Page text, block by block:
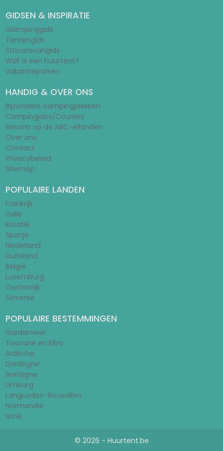
GIDSEN & INSPIRATIE
Glampinggids
Tentengids
Stacaravangids
Wat is een huurtent?
Vakantieparken
HANDIG & OVER ONS
Bijzondere campingplekken
Campingjobs/Couriers
Resorts op de ABC-eilanden
Over ons
Contact
Privacybeleid
Sitemap
POPULAIRE LANDEN
Frankrijk
Italië
Kroatië
Spanje
Nederland
Duitsland
België
Luxemburg
Oostenrijk
Slovenië
POPULAIRE BESTEMMINGEN
Gardameer
Toscane en Elba
Ardèche
Dordogne
Bretagne
Limburg
Languedoc-Roussillon
Normandië
Istrië
© 2026 - Huurtent.be